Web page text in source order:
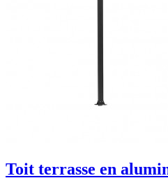
Toit terrasse en